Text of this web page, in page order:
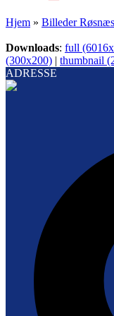
Hjem » Billeder
Downloads: full
(300x200) | thumbnail
ADRESSE